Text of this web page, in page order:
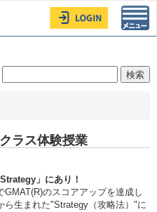
ラス体験授業
」にあり！
のスコアアップを達成し
ら生まれた"Strategy（攻略法）"に